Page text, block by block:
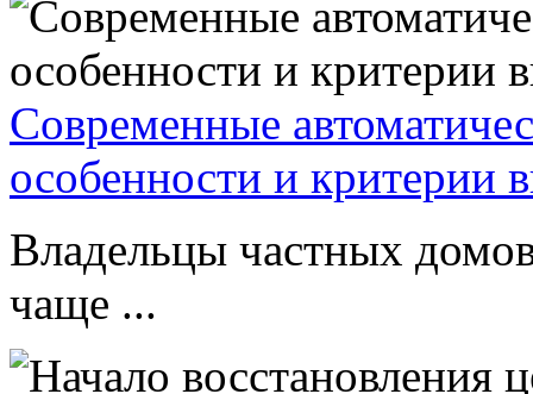
Современные
особенности и критерии
Владельцы частных
чаще ...